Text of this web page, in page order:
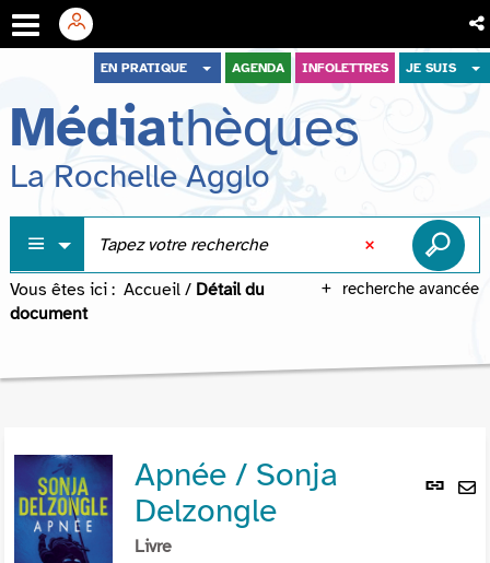
menu
contenu
recherche
EN PRATIQUE AGENDA INFOLETTRES JE SUIS
Médiathèques
La Rochelle Agglo
recherche avancée
Vous êtes ici : Accueil / Détail du
document
Lien
Apnée / Sonja
Delzongle
Livre